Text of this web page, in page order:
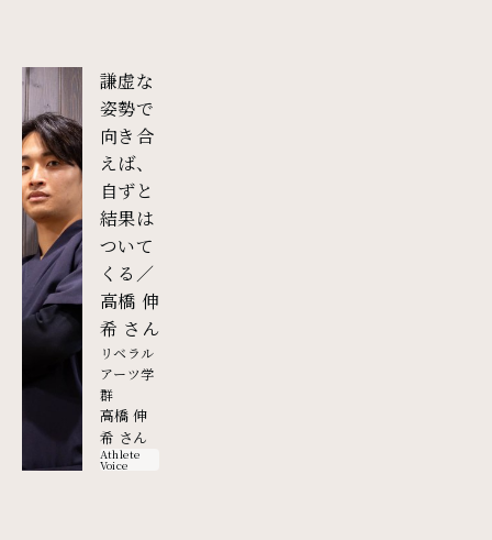
謙虚な
姿勢で
向き合
えば、
自ずと
結果は
ついて
くる／
高橋 伸
希 さん外部リンク
リベラル
アーツ学
群
高橋 伸
希 さん
Athlete
Voice